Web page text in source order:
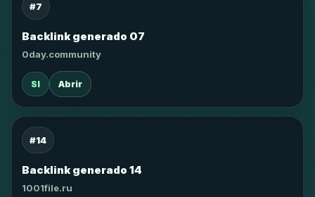
#7
Backlink generado 07
0day.community
SI Abrir
#14
Backlink generado 14
1001file.ru